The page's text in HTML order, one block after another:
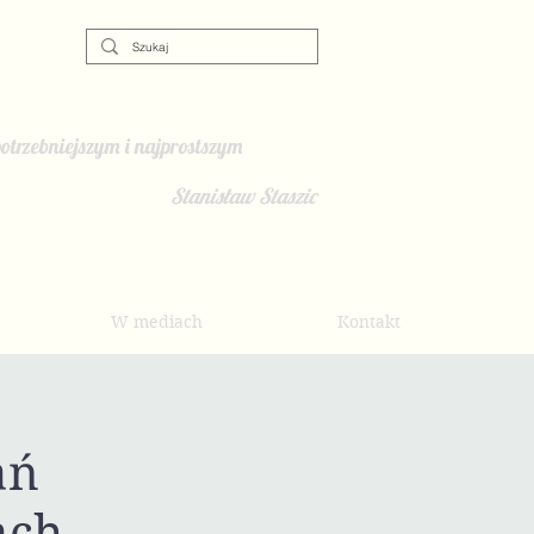
i najprostszym
Stanisław Staszic
W mediach Kontakt